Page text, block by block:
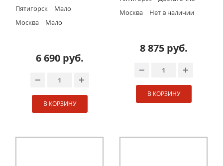
Пятигорск
Мало
Москва
Мало
6 690 руб.
В КОРЗИНУ
Москва
Нет в наличии
8 875 руб.
В КОРЗИНУ